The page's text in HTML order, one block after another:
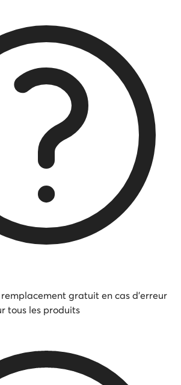
remplacement gratuit en cas d'erreur
tous les produits